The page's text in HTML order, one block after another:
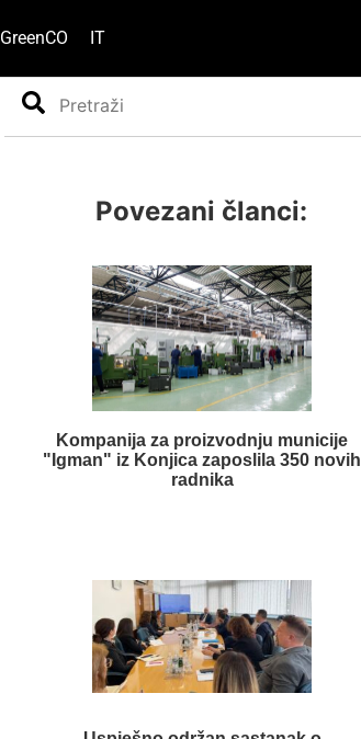
GreenCO IT
Search
Povezani članci:
Kompanija za proizvodnju municije
"Igman" iz Konjica zaposlila 350 novih
radnika